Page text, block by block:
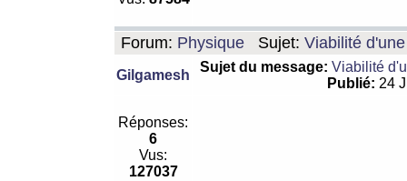
Forum: Physique Sujet: Viabilité
Gilgamesh
Sujet du message: Viabilité
Publié: 24
Réponses:
6
Vus:
127037